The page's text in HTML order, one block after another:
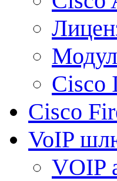
Cisco
Cisco
VoIP
VOIP